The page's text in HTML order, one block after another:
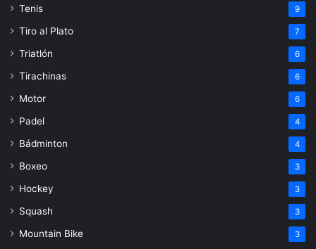
Tenis 9
Tiro al Plato 7
Triatlón 6
Tirachinas 6
Motor 6
Padel 4
Bádminton 4
Boxeo 3
Hockey 3
Squash 3
Mountain Bike 3